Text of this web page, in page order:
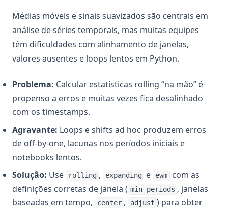
Médias móveis e sinais suavizados são centrais em
análise de séries temporais, mas muitas equipes
têm dificuldades com alinhamento de janelas,
valores ausentes e loops lentos em Python.
Problema: Calcular estatísticas rolling “na mão” é
propenso a erros e muitas vezes fica desalinhado
com os timestamps.
Agravante: Loops e shifts ad hoc produzem erros
de off-by-one, lacunas nos períodos iniciais e
notebooks lentos.
Solução: Use rolling , expanding e ewm
com as
definições corretas de janela ( min_periods , janelas
baseadas em tempo,
center , adjust ) para obter